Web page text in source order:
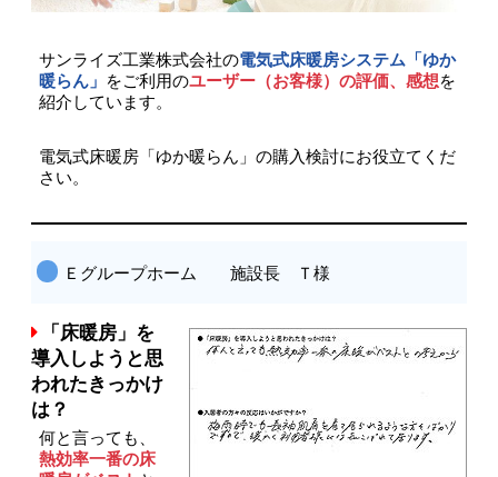
サンライズ工業株式会社の電気式床暖房システム「ゆか
暖らん」
をご利用のユーザー（お客様）の評価、感想を
紹介しています。
電気式床暖房「ゆか暖らん」の購入検討にお役立てくだ
さい。
Ｅグループホーム 施設長 Ｔ様
「床暖房」を
導入しようと思
われたきっかけ
は？
何と言っても、
熱効率一番の床